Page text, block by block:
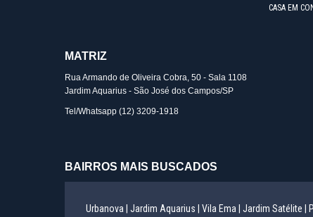
CASA EM
MATRIZ
Rua Armando de Oliveira Cobra, 50 - Sala 1108
Jardim Aquarius - São José dos Campos/SP
Tel/Whatsapp (12) 3209-1918
BAIRROS MAIS BUSCADOS
Urbanova | Jardim Aquarius | Vila Ema | Jardim Satélite |